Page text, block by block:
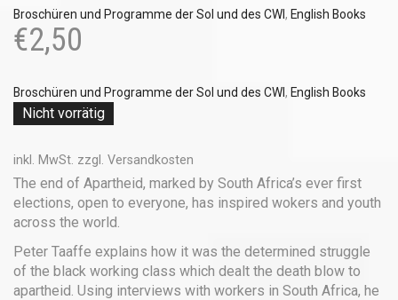
Broschüren und Programme der Sol und des CWI, English Books
€2,50
Broschüren und Programme der Sol und des CWI, English Books
Nicht vorrätig
inkl. MwSt. zzgl. Versandkosten
The end of Apartheid, marked by South Africa’s ever first
elections, open to everyone, has inspired wokers and youth
across the world.
Peter Taaffe explains how it was the determined struggle
of the black working class which dealt the death blow to
apartheid. Using interviews with workers in South Africa, he